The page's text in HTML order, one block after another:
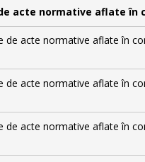
acte normative aflate în
de acte normative aflate în
de acte normative aflate în
de acte normative aflate în